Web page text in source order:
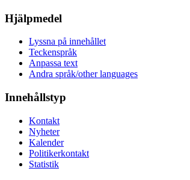
Hjälpmedel
Lyssna på innehållet
Teckenspråk
Anpassa text
Andra språk/other languages
Innehållstyp
Kontakt
Nyheter
Kalender
Politikerkontakt
Statistik